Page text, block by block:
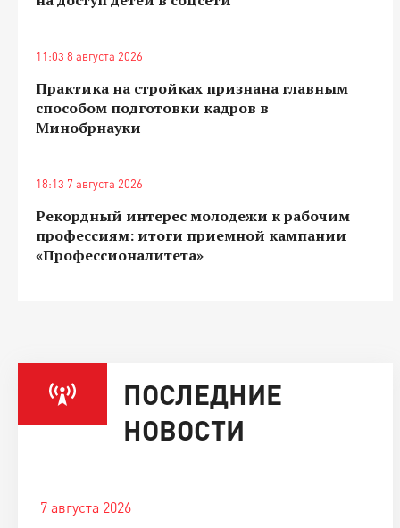
11:03 8 августа 2026
Практика на стройках признана главным
способом подготовки кадров в
Минобрнауки
18:13 7 августа 2026
Рекордный интерес молодежи к рабочим
профессиям: итоги приемной кампании
«Профессионалитета»
ПОСЛЕДНИЕ
НОВОСТИ
7 августа 2026